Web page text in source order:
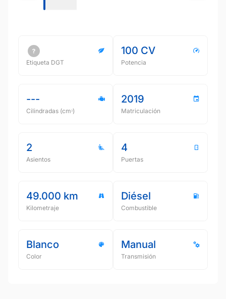
Etiqueta DGT
100 CV
Potencia
---
Cilindradas (cmᵌ)
2019
Matriculación
2
Asientos
4
Puertas
49.000 km
Kilometraje
Diésel
Combustible
Blanco
Color
Manual
Transmisión